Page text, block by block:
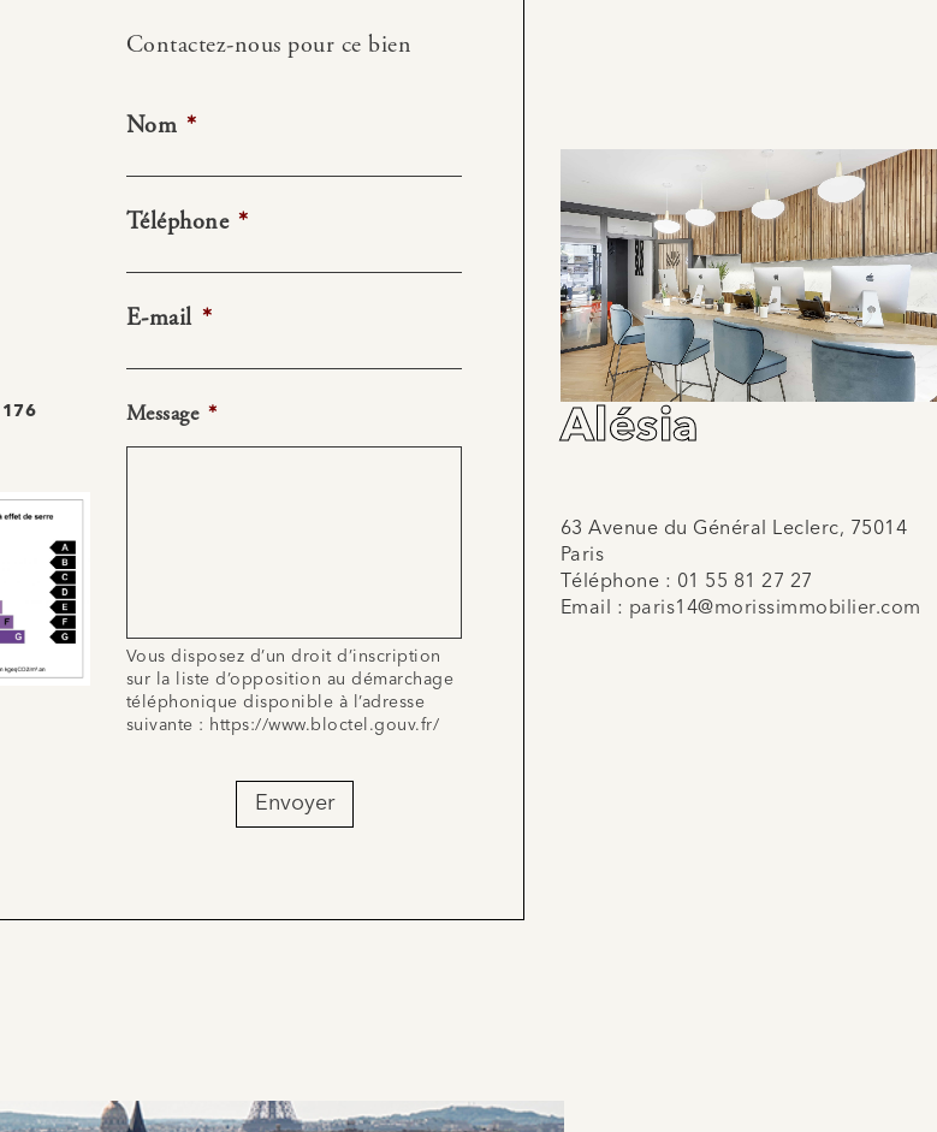
176
Contactez-nous pour ce bien
Nom *
Téléphone *
E-mail *
Message *
Vous disposez d’un droit d’inscription
sur la liste d’opposition au démarchage
téléphonique disponible à l’adresse
suivante : https://www.bloctel.gouv.fr/
Envoyer
Alésia
63 Avenue du Général Leclerc, 75014
Paris
Téléphone : 01 55 81 27 27
Email : paris14@morissimmobilier.com